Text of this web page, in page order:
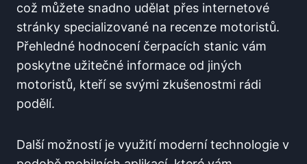
což můžete snadno udělat přes internetové
stránky specializované ⁣na recenze‌ motoristů.
‍Přehledné hodnocení ⁢čerpacích stanic vám
poskytne užitečné informace od jiných
motoristů, kteří se ‌svými zkušenostmi rádi⁣
podělí.
Další možností je využití moderní technologie v